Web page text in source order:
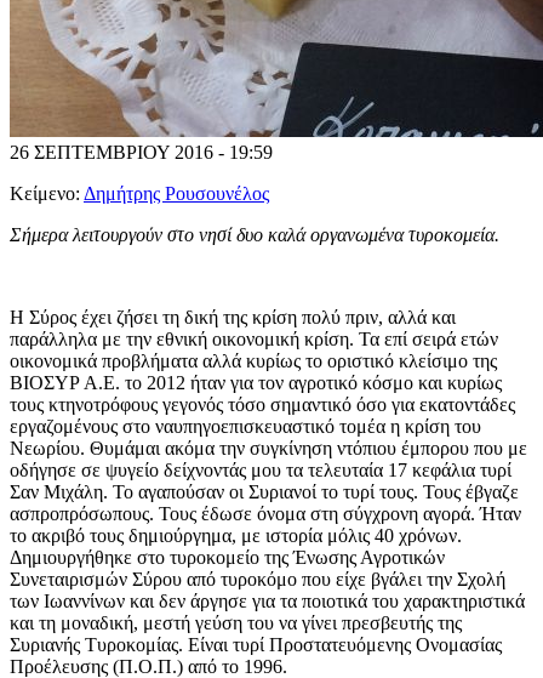
26 ΣΕΠΤΕΜΒΡΙΟΥ 2016 - 19:59
Κείμενο: Δημήτρης Ρουσουνέλος
Σήμερα λειτουργούν στο νησί δυο καλά οργανωμένα τυροκομεία.
Η Σύρος έχει ζήσει τη δική της κρίση πολύ πριν, αλλά και
παράλληλα με την εθνική οικονομική κρίση. Τα επί σειρά ετών
οικονομικά προβλήματα αλλά κυρίως το οριστικό κλείσιμο της
ΒΙΟΣΥΡ Α.Ε. το 2012 ήταν για τον αγροτικό κόσμο και κυρίως
τους κτηνοτρόφους γεγονός τόσο σημαντικό όσο για εκατοντάδες
εργαζομένους στο ναυπηγοεπισκευαστικό τομέα η κρίση του
Νεωρίου. Θυμάμαι ακόμα την συγκίνηση ντόπιου έμπορου που με
οδήγησε σε ψυγείο δείχνοντάς μου τα τελευταία 17 κεφάλια τυρί
Σαν Μιχάλη. Το αγαπούσαν οι Συριανοί το τυρί τους. Τους έβγαζε
ασπροπρόσωπους. Τους έδωσε όνομα στη σύγχρονη αγορά. Ήταν
το ακριβό τους δημιούργημα, με ιστορία μόλις 40 χρόνων.
Δημιουργήθηκε στο τυροκομείο της Ένωσης Αγροτικών
Συνεταιρισμών Σύρου από τυροκόμο που είχε βγάλει την Σχολή
των Ιωαννίνων και δεν άργησε για τα ποιοτικά του χαρακτηριστικά
και τη μοναδική, μεστή γεύση του να γίνει πρεσβευτής της
Συριανής Τυροκομίας. Είναι τυρί Προστατευόμενης Ονομασίας
Προέλευσης (Π.Ο.Π.) από το 1996.